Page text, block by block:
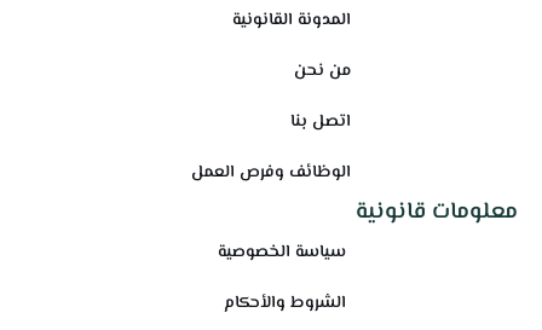
المدونة القانونية
من نحن
اتصل بنا
الوظائف وفرص العمل
معلومات قانونية
سياسة الخصوصية
الشروط والأحكام